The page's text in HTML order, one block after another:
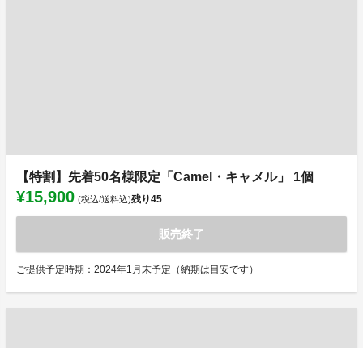
【特割】先着50名様限定「Camel・キャメル」 1個
¥15,900 (税込/送料込)残り45
販売終了
ご提供予定時期：2024年1月末予定（納期は目安です）